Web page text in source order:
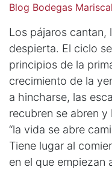
Blog Bodegas Mariscal
Los pájaros cantan,
despierta. El ciclo
principios de la
crecimiento de la
a hincharse, las
recubren se abren
“la vida se abre
Tiene lugar al
en el que empiezan